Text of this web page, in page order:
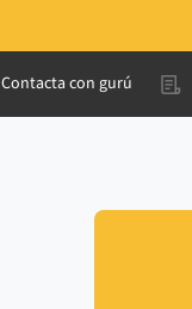
Contacta con gurú